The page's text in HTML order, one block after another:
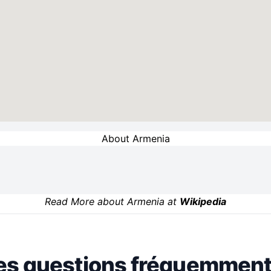
About Armenia
Read More about Armenia at Wikipedia
questions